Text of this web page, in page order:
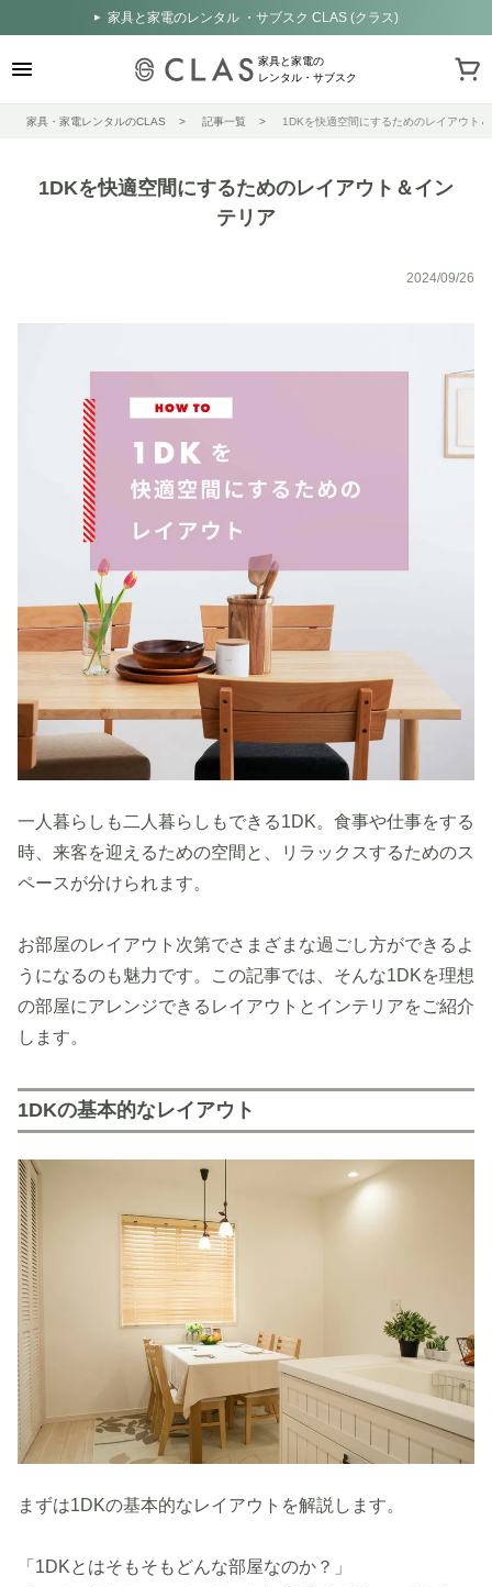
家具と家電のレンタル ・サブスク CLAS (クラス)
家具と家電の
レンタル・サブスク
家具・家電レンタルのCLAS 記事一覧 1DKを快適空間にするためのレイアウト
1DKを快適空間にするためのレイアウト＆イン
テリア
2024/09/26
一人暮らしも二人暮らしもできる1DK。食事や仕事をする
時、来客を迎えるための空間と、リラックスするためのス
ペースが分けられます。
お部屋のレイアウト次第でさまざまな過ごし方ができるよ
うになるのも魅力です。この記事では、そんな1DKを理想
の部屋にアレンジできるレイアウトとインテリアをご紹介
します。
1DKの基本的なレイアウト
まずは1DKの基本的なレイアウトを解説します。
「1DKとはそもそもどんな部屋なのか？」